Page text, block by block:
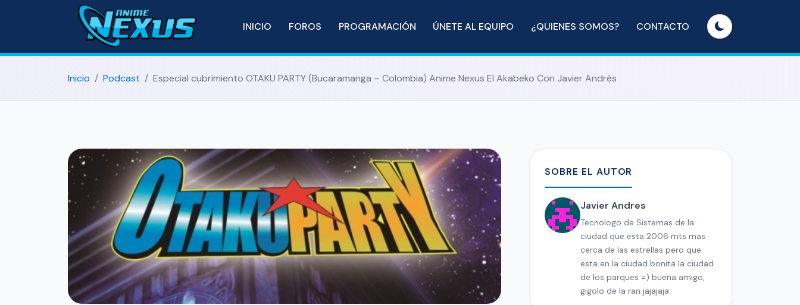
INICIO FOROS PROGRAMACIÓN ÚNETE AL EQUIPO ¿QUIENES SOMOS? CONTACTO
Inicio Podcast Especial cubrimiento OTAKU PARTY (Bucaramanga – Colombia) Anime Nexus El Akabeko Con Javier Andrés
SOBRE EL AUTOR
Javier Andres
Tecnologo de Sistemas de la
ciudad que esta 2006 mts mas
cerca de las estrellas pero que
esta en la ciudad bonita la ciudad
de los parques =) buena amigo,
gigolo de la ran jajajaja